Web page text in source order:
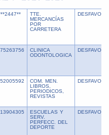
TTE.
MERCANCÍAS
POR
CARRETERA
CLINICA
ODONTOLOGICA
COM. MEN.
LIBROS,
PERIODICOS,
REVISTAS
ESCUELAS Y
SERV.
PERFECC. DEL
DEPORTE